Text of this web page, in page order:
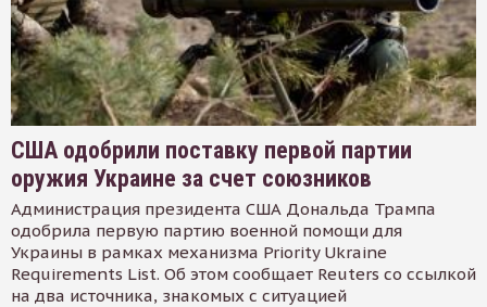
США одобрили поставку первой партии
оружия Украине за счет союзников
Администрация президента США Дональда Трампа
одобрила первую партию военной помощи для
Украины в рамках механизма Priority Ukraine
Requirements List. Об этом сообщает Reuters со ссылкой
на два источника, знакомых с ситуацией